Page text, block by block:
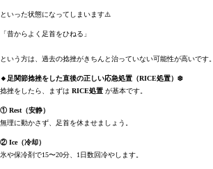
といった状態になってしまいます⚠️
「昔からよく足首をひねる」
という方は、過去の捻挫がきちんと治っていない可能性が高いです。
🔸足関節捻挫をした直後の正しい応急処置（RICE処置）❄️
捻挫をしたら、まずは RICE処置 が基本です。
① Rest（安静）
無理に動かさず、足首を休ませましょう。
② Ice（冷却）
氷や保冷剤で15〜20分、1日数回冷やします。